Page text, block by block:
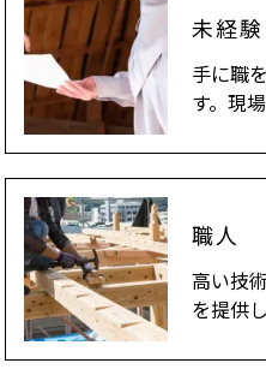
未経験
手に職
す。現
職人
高い技
を提供